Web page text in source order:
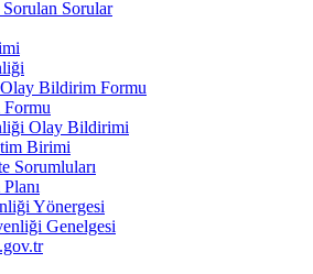
Sorulan Sorular
Bildirim Formu
Formu
Olay Bildirimi
Birimi
Sorumluları
Yönergesi
Genelgesi